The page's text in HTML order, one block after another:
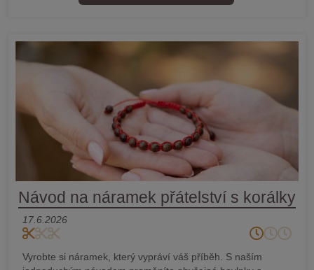
Návod na náramek přátelství s korálky
17.6.2026
Vyrobte si náramek, který vypráví váš příběh. S naším